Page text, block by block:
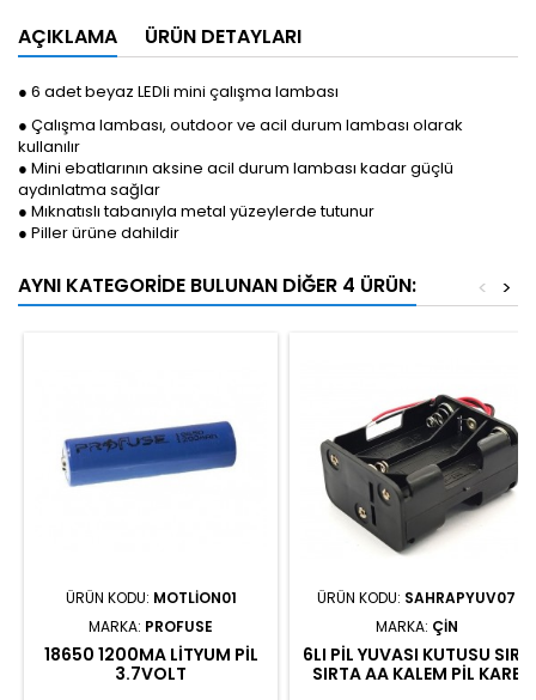
AÇIKLAMA ÜRÜN DETAYLARI
● 6 adet beyaz LEDli mini çalışma lambası
● Çalışma lambası, outdoor ve acil durum lambası olarak
kullanılır
● Mini ebatlarının aksine acil durum lambası kadar güçlü
aydınlatma sağlar
● Mıknatıslı tabanıyla metal yüzeylerde tutunur
● Piller ürüne dahildir
AYNI KATEGORIDE BULUNAN DIĞER 4 ÜRÜN: >
<
ÜRÜN KODU: MOTLION01
MARKA: PROFUSE
18650 1200MA LITYUM PIL
3.7VOLT
ÜRÜN KODU: SAHRAPYUV07
MARKA: ÇIN
6LI PIL YUVASI KUTUSU SIRT
SIRTA AA KALEM PIL KARE